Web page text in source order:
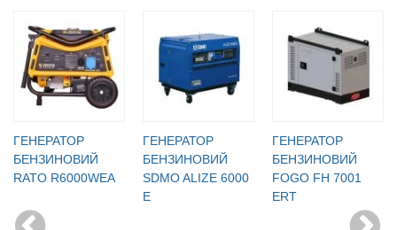
ГЕНЕРАТОР
БЕНЗИНОВИЙ
RATO R6000WЕА
ГЕНЕРАТОР
БЕНЗИНОВИЙ
SDMO ALIZE 6000
E
ГЕНЕРАТОР
БЕНЗИНОВИЙ
FOGO FH 7001
ERT